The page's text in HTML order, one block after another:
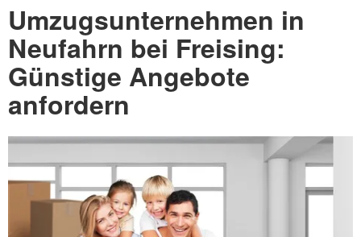
Umzugsunternehmen in
Neufahrn bei Freising:
Günstige Angebote
anfordern